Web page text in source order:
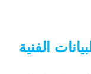
الفنية